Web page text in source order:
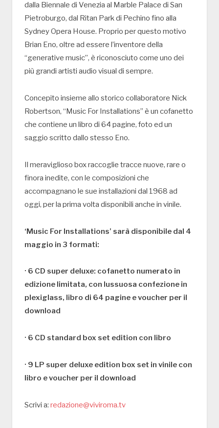
dalla Biennale di Venezia al Marble Palace di San
Pietroburgo, dal Ritan Park di Pechino fino alla
Sydney Opera House. Proprio per questo motivo
Brian Eno, oltre ad essere l’inventore della
“generative music”, è riconosciuto come uno dei
più grandi artisti audio visual di sempre.
Concepito insieme allo storico collaboratore Nick
Robertson, “Music For Installations” è un cofanetto
che contiene un libro di 64 pagine, foto ed un
saggio scritto dallo stesso Eno.
Il meraviglioso box raccoglie tracce nuove, rare o
finora inedite, con le composizioni che
accompagnano le sue installazioni dal 1968 ad
oggi, per la prima volta disponibili anche in vinile.
‘Music For Installations’ sarà disponibile dal 4
maggio in 3 formati:
· 6 CD super deluxe: cofanetto numerato in
edizione limitata, con lussuosa confezione in
plexiglass, libro di 64 pagine e voucher per il
download
· 6 CD standard box set edition con libro
· 9 LP super deluxe edition box set in vinile con
libro e voucher per il download
Scrivi a: redazione@viviroma.tv